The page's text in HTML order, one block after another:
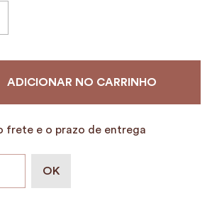
ADICIONAR NO CARRINHO
frete e o prazo de entrega